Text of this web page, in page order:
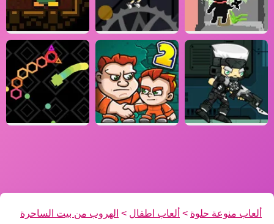
ألعاب منوعة حلوة > ألعاب اطفال > الهروب من بيت الساحرة